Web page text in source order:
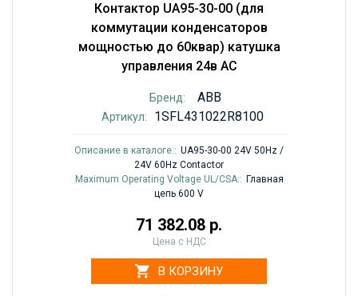
Контактор UA95-30-00 (для
коммутации конденсаторов
мощностью до 60квар) катушка
управления 24в AC
Бренд: ABB
Артикул: 1SFL431022R8100
Описание в каталоге:: UA95-30-00 24V 50Hz /
24V 60Hz Contactor
Maximum Operating Voltage UL/CSA:: Главная
цепь 600 V
71 382.08 р.
Цена с НДС
В КОРЗИНУ